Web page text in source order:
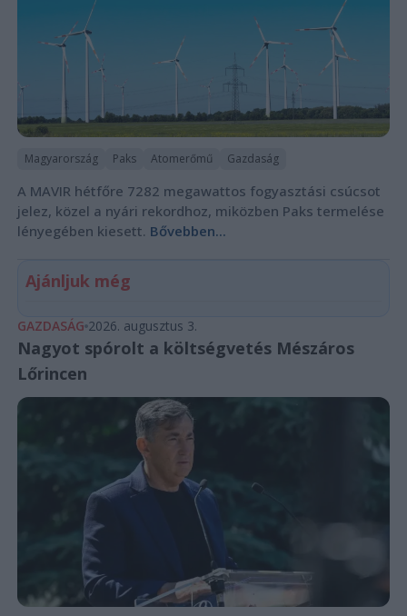
Magyarország Paks Atomerőmű Gazdaság
A MAVIR hétfőre 7282 megawattos fogyasztási csúcsot
jelez, közel a nyári rekordhoz, miközben Paks termelése
lényegében kiesett. Bővebben...
Ajánljuk még
GAZDASÁG 2026. augusztus 3.
Nagyot spórolt a költségvetés Mészáros
Lőrincen